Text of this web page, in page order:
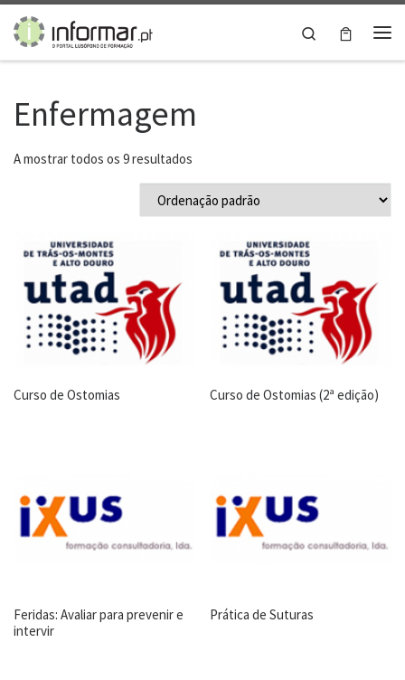
Skip to content
Search
Enfermagem
A mostrar todos os 9 resultados
Curso de Ostomias Curso de Ostomias (2ª edição)
Feridas: Avaliar para prevenir e
intervir
Prática de Suturas